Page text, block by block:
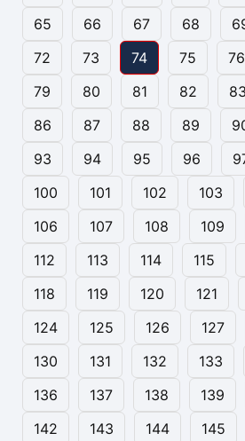
65 66 67 68
72
73 74 75 76
79
80 81 82 83
86
87 88 89
93
94 95 96
100
101 102 103
106
107 108 109
112
113 114 115
118
119 120 121
124
125 126 127
130
131 132 133
136
137 138 139
142
143 144 145